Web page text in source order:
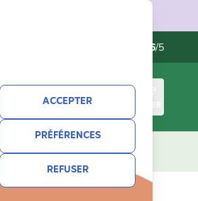
ACCEPTER
PRÉFÉRENCES
REFUSER
4.6/5
CONNEXION
NOUVEAUTÉS OFFRES